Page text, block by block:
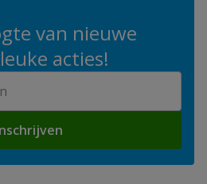
van nieuwe
acties!